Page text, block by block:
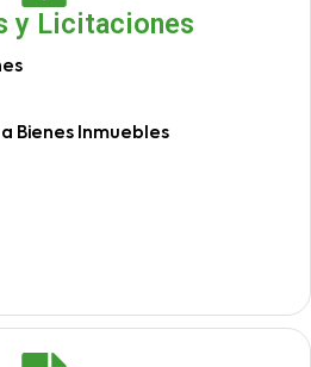
y Licitaciones
Bienes Inmuebles